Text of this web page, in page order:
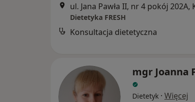
Dietetyka FRESH
Konsultacja dietetyczna
mgr Joanna
Dietetyk · Więcej